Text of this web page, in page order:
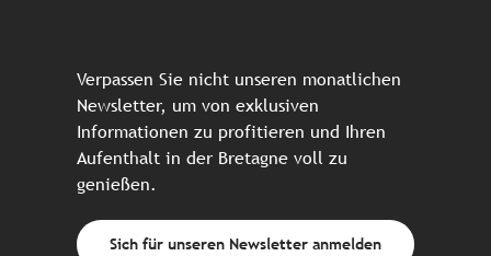
Verpassen Sie nicht unseren monatlichen
Newsletter, um von exklusiven
Informationen zu profitieren und Ihren
Aufenthalt in der Bretagne voll zu
genießen.
Sich für unseren Newsletter anmelden